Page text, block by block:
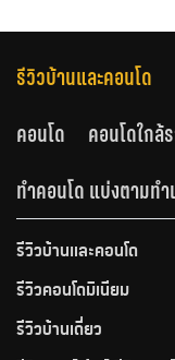
รีวิวบ้านและคอนโด
คอนโด
คอนโดใกล้
ทำคอนโด แบ่งตามทำ
รีวิวบ้านและคอนโด
รีวิวคอนโดมิเนียม
รีวิวบ้านเดี่ยว